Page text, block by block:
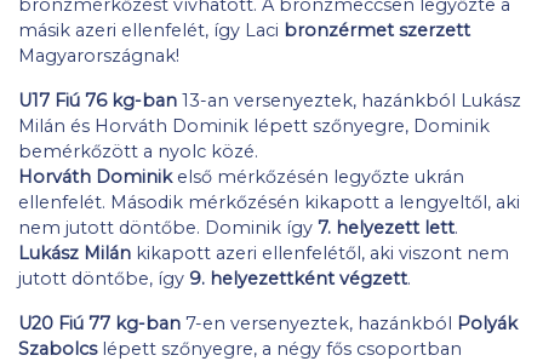
másik azeri ellenfelét, így Laci bronzérmet szerzett
Magyarországnak!
U17 Fiú 76 kg-ban 13-an versenyeztek, hazánkból Lukász
Milán és Horváth Dominik lépett szőnyegre, Dominik
bemérkőzött a nyolc közé.
Horváth Dominikelső mérkőzésén legyőzte ukrán
ellenfelét. Második mérkőzésén kikapott a lengyeltől, aki
nem jutott döntőbe. Dominik így 7. helyezett lett.
Lukász Milán kikapott azeri ellenfelétől, aki viszont nem
jutott döntőbe, így 9. helyezettként végzett.
U20 Fiú 77 kg-ban 7-en versenyeztek, hazánkból Polyák
Szabolcslépett szőnyegre, a négy fős csoportban